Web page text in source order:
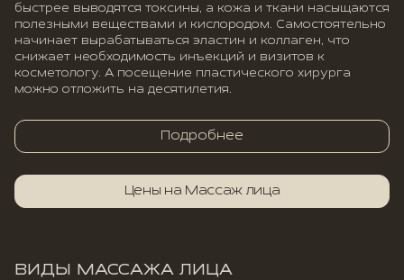
быстрее выводятся токсины, а кожа и ткани насыщаются
полезными веществами и кислородом. Самостоятельно
начинает вырабатываться эластин и коллаген, что
снижает необходимость инъекций и визитов к
косметологу. А посещение пластического хирурга
можно отложить на десятилетия.
Подробнее
Цены на Массаж лица
ВИДЫ МАССАЖА ЛИЦА